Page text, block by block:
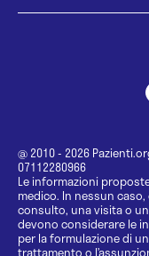
@ 2010 - 2026
07112280966
Le informazioni
medico. In nessun
consulto, una visita o
devono considerare le
per la formulazione di
trattamento o